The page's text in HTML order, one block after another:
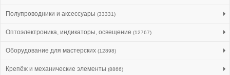
Полупроводники и аксессуары (33331)
Оптоэлектроника, индикаторы, освещение (12767)
Оборудование для мастерских (12898)
Крепёж и механические элементы (8866)